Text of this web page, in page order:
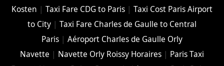
Kosten | Taxi Fare CDG to Paris| Taxi Cost Paris Airport
to City| Taxi Fare Charles de Gaulle to Central
Paris| Aéroport Charles de Gaulle Orly
Navette | Navette Orly Roissy Horaires| Paris Taxi